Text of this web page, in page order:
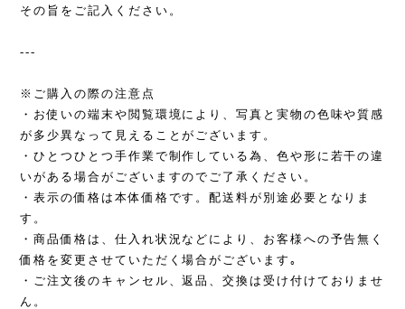
その旨をご記入ください。
---
※ご購入の際の注意点
・お使いの端末や閲覧環境により、写真と実物の色味や質感
が多少異なって見えることがございます。
・ひとつひとつ手作業で制作している為、色や形に若干の違
いがある場合がございますのでご了承ください。
・表示の価格は本体価格です。配送料が別途必要となりま
す。
・商品価格は、仕入れ状況などにより、お客様への予告無く
価格を変更させていただく場合がございます｡
・ご注文後のキャンセル、返品、交換は受け付けておりませ
ん。